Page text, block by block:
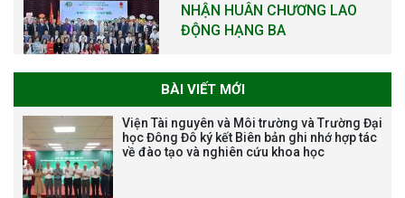
NHẬN HUÂN CHƯƠNG LAO
ĐỘNG HẠNG BA
Tạm dừng công tác tuyển dụng
viên chức, người lao động các
vị trí việc làm chức danh nghề
BÀI VIẾT MỚI
Viện Tài nguyên và Môi trường và Trường Đại
học Đông Đô ký kết Biên bản ghi nhớ hợp tác
về đào tạo và nghiên cứu khoa học